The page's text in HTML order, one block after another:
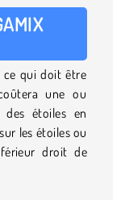
ce qui doit être
une ou
des étoiles en
les étoiles ou
droit de